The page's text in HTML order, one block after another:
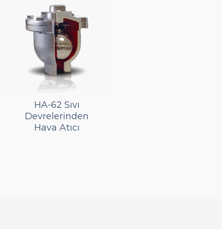
HA-62 Sıvı
Devrelerinden
Hava Atıcı